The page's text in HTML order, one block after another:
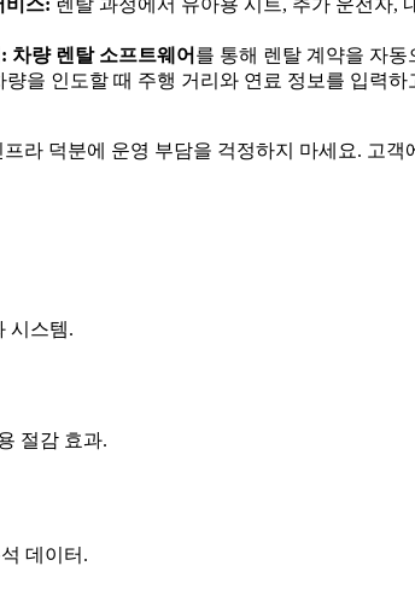
비스: 렌탈 과정에서 유아용 시트, 추가 운전자,
차량 렌탈 소프트웨어 를 통해 렌탈 계약을 자
량을 인도할 때 주행 거리와 연료 정보를 입력
라 덕분에 운영 부담을 걱정하지 마세요. 고객
시스템.
절감 효과.
데이터.